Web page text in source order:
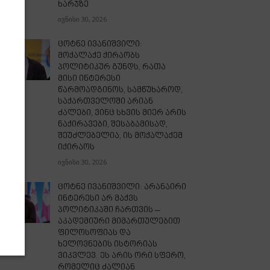
ხარჯზე
ივნისი 30, 2026
ცოტნე ივანიშვილი:
მოქალაქე ქირაობს
პოლიტიკურ გუნდს, რათა
მისი ინტერესი
წარმოადგინოს, სამწუხაროდ,
საქართველოში არიან
ძალები, ვინც სხვის მიერ არის
ნაქირავები, შესაბამისად,
შეუძლებელია, ის მოქალაქემ
იქირაოს
ივნისი 30, 2026
ცოტნე ივანიშვილი: არანაირი
ინტერესი არ მაქვს
პოლიტიკაში ჩართვის –
აკადემიური მიმართულებით
ფილოსოფიას და
ხელოვნების ისტორიას
ვიკვლევ. ეს არის ორი სფერო,
რომელიც ძალიან